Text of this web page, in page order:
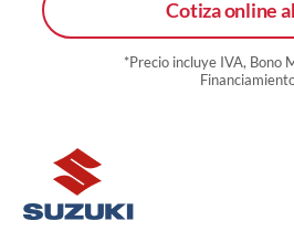
Cotiza online
*Precio incluye IVA, Bono